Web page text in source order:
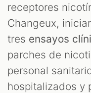
receptores
Changeux,
tres ensayos
parches de
personal
hospitalizados y